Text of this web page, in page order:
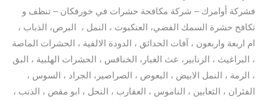
فشركة أوامرك – شركة مكافحة حشرات في خورفكان – تنظف و
تكافح حشرة السمك الفضي، العنكبوت ، النمل ، البرص، الذباب ،
ام اربعة واربعون ، آفات الحدائق ، الدودة الالفية ، الحشرات الماصة
، البراغيث ، الزنابير، عث الغبار، الخنافس ، الحشرات الهلبية ، البق
، الرمة ، النمل الابيض ، البعوض ، الصراصير، الجراد ، السوس ،
الفئران ، الثعابين ، الناموس ، العقارب ، النحل ، ابو مقص ، الذنب ،